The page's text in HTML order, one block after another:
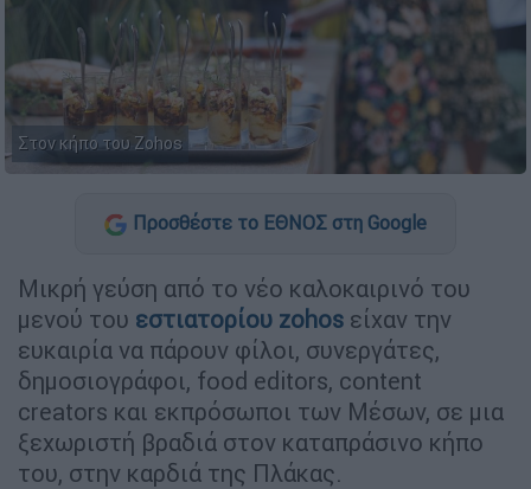
Στον κήπο του Zohos
Προσθέστε το ΕΘΝΟΣ στη Google
Μικρή γεύση από το νέο καλοκαιρινό του
μενού του εστιατορίου zohos είχαν την
ευκαιρία να πάρουν φίλοι, συνεργάτες,
δημοσιογράφοι, food editors, content
creators και εκπρόσωποι των Μέσων, σε μια
ξεχωριστή βραδιά στον καταπράσινο κήπο
του, στην καρδιά της Πλάκας.